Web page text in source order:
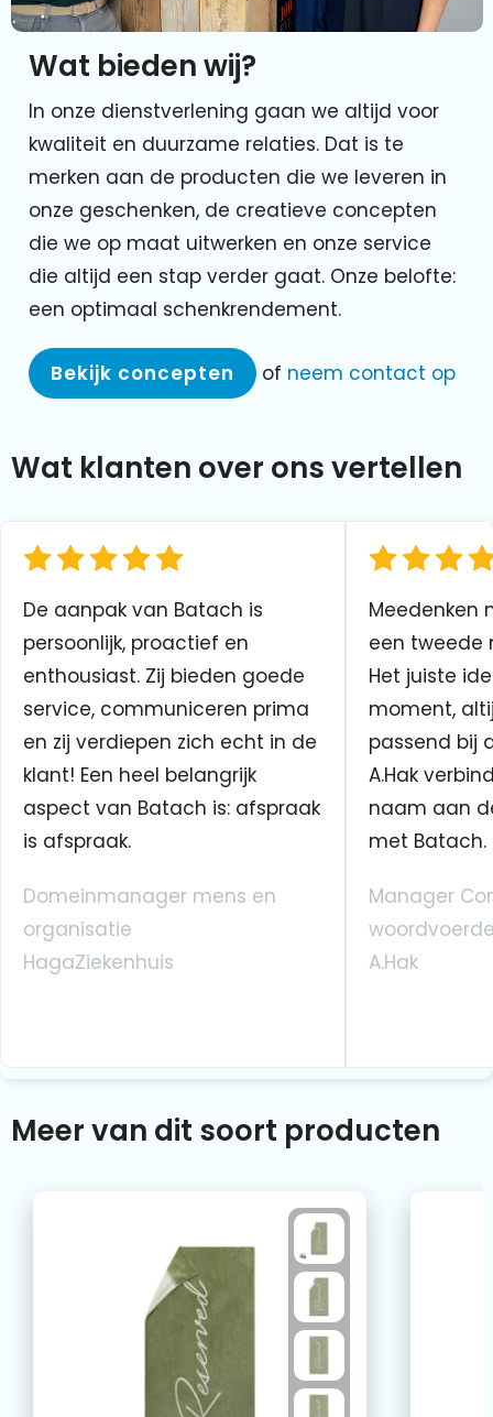
Wat bieden wij?
In onze dienstverlening gaan we altijd voor
kwaliteit en duurzame relaties. Dat is te
merken aan de producten die we leveren in
onze geschenken, de creatieve concepten
die we op maat uitwerken en onze service
die altijd een stap verder gaat. Onze belofte:
een optimaal schenkrendement.
Bekijk concepten of neem contact op
Wat klanten over ons vertellen
De aanpak van Batach is
persoonlijk, proactief en
enthousiast. Zij bieden goede
service, communiceren prima
en zij verdiepen zich echt in de
klant! Een heel belangrijk
aspect van Batach is: afspraak
is afspraak.
Domeinmanager mens en
organisatie
HagaZiekenhuis
Meedenken
een tweede
Het juiste
moment,
passend bij
A.Hak
naam aan
met Batach.
Manager
A.Hak
Meer van dit soort producten